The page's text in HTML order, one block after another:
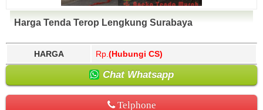
Harga Tenda Terop Lengkung Surabaya
HARGA Rp. (Hubungi CS)
Chat Whatsapp
Telphone